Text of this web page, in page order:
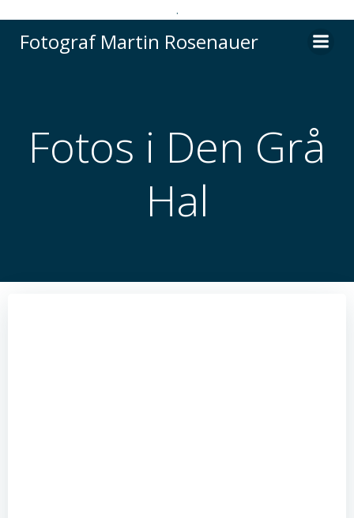
.
til
Fotograf Martin Rosenauer
Fotos i Den Grå
Hal